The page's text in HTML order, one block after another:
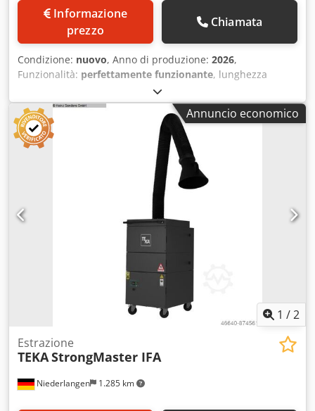
prezzo
Chiamata
Condizione: nuovo, Anno di produzione: 2026,
Funzionalità: perfettamente funzionante, lunghezza
, larghezza totale:
gravitazionale ad acqua I nostri tavoli sono realizzati
secondo le migliori soluzioni mondiali. Dotati di quadro di
comando con inverter. Offrono un'elevata efficienza di
separazione gravitazionale basata su diverse densità dei
materiali. Dkedpfet Ukz Eex Aivor Una caratteristica degna
di nota è il sistema di pendenze e plateau integrato nel
piano del tavolo, che garantisce un'eccellente separazione
dei materiali di diversa densità e dei residui. La struttura
del tavolo minimizza le turbolenze. La bassa turbolenza
garantisce una produttività superiore, anche nel recupero
delle più piccole particelle metalliche. Contattaci per
Annuncio economico
1 /2
Niederlangen 1.285 km
Estrazione
TEKAStrongMaster IFA